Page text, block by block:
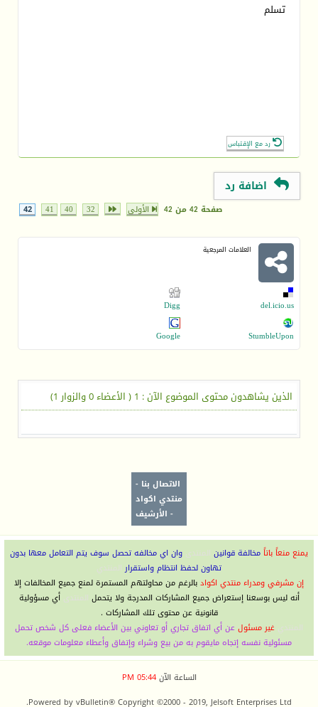
تسلم
رد مع الإقتباس
اضافة رد
صفحة 42 من 42 الأولى 32
40
41
42
العلامات المرجعية
del.icio.us
Digg
StumbleUpon
Google
الذين يشاهدون محتوى الموضوع الآن : 1 ( الأعضاء 0 والزوار 1)
الاتصال بنا -
منتدي اكواد
- الأرشيف
يمنع منعاً باتاًمخالفة قوانين المنتدى وان اي مخالفه تحصل سوف يتم التعامل معها بدون
تهاون لحفظ انتظام واستقرارالمنتدي
إن مشرفي ومدراء منتدي اكوادبالرغم من محاولتهم المستمرة لمنع جميع المخالفات إلا
أنه ليس بوسعنا إستعراض جميع المشاركات المدرجة ولا يتحمل المنتدى أي مسؤولية
قانونية عن محتوى تلك المشاركات .
المنتدي غير مسئولعن أي اتفاق تجاري أو تعاوني بين الأعضاء فعلى كل شخص تحمل
مسئولية نفسه إتجاه مايقوم به من بيع وشراء وإتفاق وأعطاء معلومات موقعه.
الساعة الآن05:44 PM
Powered by vBulletin® Copyright ©2000 - 2019, Jelsoft Enterprises Ltd.